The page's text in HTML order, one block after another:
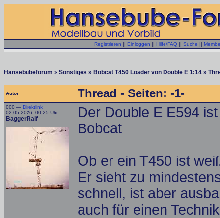
Registrieren || Einloggen || Hilfe/FAQ || Suche ||
Hansebubeforum » Sonstiges » Bobcat T450 Loader von Double E 1:14 »
Autor Thread - Seiten: -1-
000 — Direktlink
02.05.2026, 00:25 Uhr
BaggerRalf
Der Double E E594
Bobcat
Ob er ein T450 ist
Er sieht zu
schnell, ist aber
auch für einen